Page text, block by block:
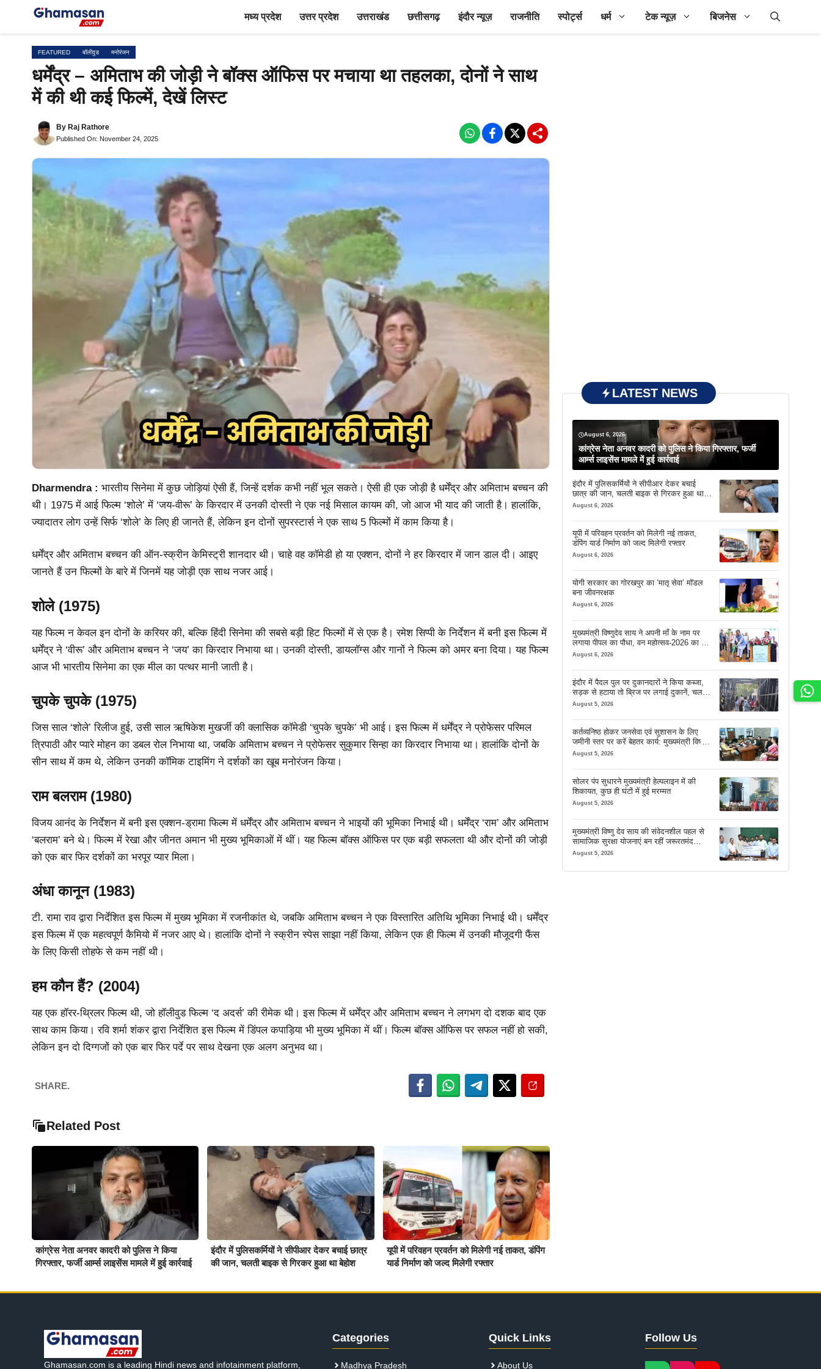
मध्य प्रदेश उत्तर प्रदेश उत्तराखंड छत्तीसगढ़ इंदौर न्यूज़ राजनीति स्पोर्ट्स धर्म टेक न्यूज़ बिजनेस
FEATURED बॉलीवुड मनोरंजन
धर्मेंद्र – अमिताभ की जोड़ी ने बॉक्स ऑफिस पर मचाया था तहलका, दोनों ने साथ
में की थी कई फिल्में, देखें लिस्ट
By Raj Rathore
Published On: November 24, 2025
Dharmendra : भारतीय सिनेमा में कुछ जोड़ियां ऐसी हैं, जिन्हें दर्शक कभी नहीं भूल सकते। ऐसी ही एक जोड़ी है धर्मेंद्र और अमिताभ बच्चन की
थी। 1975 में आई फिल्म ‘शोले’ में ‘जय-वीरू’ के किरदार में उनकी दोस्ती ने एक नई मिसाल कायम की, जो आज भी याद की जाती है। हालांकि,
ज्यादातर लोग उन्हें सिर्फ ‘शोले’ के लिए ही जानते हैं, लेकिन इन दोनों सुपरस्टार्स ने एक साथ 5 फिल्मों में काम किया है।
धर्मेंद्र और अमिताभ बच्चन की ऑन-स्क्रीन केमिस्ट्री शानदार थी। चाहे वह कॉमेडी हो या एक्शन, दोनों ने हर किरदार में जान डाल दी। आइए
जानते हैं उन फिल्मों के बारे में जिनमें यह जोड़ी एक साथ नजर आई।
शोले (1975)
यह फिल्म न केवल इन दोनों के करियर की, बल्कि हिंदी सिनेमा की सबसे बड़ी हिट फिल्मों में से एक है। रमेश सिप्पी के निर्देशन में बनी इस फिल्म में
धर्मेंद्र ने ‘वीरू’ और अमिताभ बच्चन ने ‘जय’ का किरदार निभाया था। उनकी दोस्ती, डायलॉग्स और गानों ने फिल्म को अमर बना दिया। यह फिल्म
आज भी भारतीय सिनेमा का एक मील का पत्थर मानी जाती है।
चुपके चुपके (1975)
जिस साल ‘शोले’ रिलीज हुई, उसी साल ऋषिकेश मुखर्जी की क्लासिक कॉमेडी ‘चुपके चुपके’ भी आई। इस फिल्म में धर्मेंद्र ने प्रोफेसर परिमल
त्रिपाठी और प्यारे मोहन का डबल रोल निभाया था, जबकि अमिताभ बच्चन ने प्रोफेसर सुकुमार सिन्हा का किरदार निभाया था। हालांकि दोनों के
सीन साथ में कम थे, लेकिन उनकी कॉमिक टाइमिंग ने दर्शकों का खूब मनोरंजन किया।
राम बलराम (1980)
विजय आनंद के निर्देशन में बनी इस एक्शन-ड्रामा फिल्म में धर्मेंद्र और अमिताभ बच्चन ने भाइयों की भूमिका निभाई थी। धर्मेंद्र ‘राम’ और अमिताभ
‘बलराम’ बने थे। फिल्म में रेखा और जीनत अमान भी मुख्य भूमिकाओं में थीं। यह फिल्म बॉक्स ऑफिस पर एक बड़ी सफलता थी और दोनों की जोड़ी
को एक बार फिर दर्शकों का भरपूर प्यार मिला।
अंधा कानून (1983)
टी. रामा राव द्वारा निर्देशित इस फिल्म में मुख्य भूमिका में रजनीकांत थे, जबकि अमिताभ बच्चन ने एक विस्तारित अतिथि भूमिका निभाई थी। धर्मेंद्र
इस फिल्म में एक महत्वपूर्ण कैमियो में नजर आए थे। हालांकि दोनों ने स्क्रीन स्पेस साझा नहीं किया, लेकिन एक ही फिल्म में उनकी मौजूदगी फैंस
के लिए किसी तोहफे से कम नहीं थी।
हम कौन हैं? (2004)
यह एक हॉरर-थ्रिलर फिल्म थी, जो हॉलीवुड फिल्म ‘द अदर्स’ की रीमेक थी। इस फिल्म में धर्मेंद्र और अमिताभ बच्चन ने लगभग दो दशक बाद एक
साथ काम किया। रवि शर्मा शंकर द्वारा निर्देशित इस फिल्म में डिंपल कपाड़िया भी मुख्य भूमिका में थीं। फिल्म बॉक्स ऑफिस पर सफल नहीं हो सकी,
लेकिन इन दो दिग्गजों को एक बार फिर पर्दे पर साथ देखना एक अलग अनुभव था।
SHARE.
Related Post
कांग्रेस नेता अनवर कादरी को पुलिस ने किया
गिरफ्तार, फर्जी आर्म्स लाइसेंस मामले में हुई कार्रवाई
इंदौर में पुलिसकर्मियों ने सीपीआर देकर बचाई छात्र
की जान, चलती बाइक से गिरकर हुआ था बेहोश
यूपी में परिवहन प्रवर्तन को मिलेगी नई ताकत, डंपिंग
यार्ड निर्माण को जल्द मिलेगी रफ्तार
LATEST NEWS
August 6, 2026
कांग्रेस नेता अनवर कादरी को पुलिस ने किया गिरफ्तार, फर्जी
आर्म्स लाइसेंस मामले में हुई कार्रवाई
इंदौर में पुलिसकर्मियों ने सीपीआर देकर बचाई
छात्र की जान, चलती बाइक से गिरकर हुआ था
बेहोश
August 6, 2026
यूपी में परिवहन प्रवर्तन को मिलेगी नई ताकत,
डंपिंग यार्ड निर्माण को जल्द मिलेगी रफ्तार
August 6, 2026
योगी सरकार का गोरखपुर का ‘मातृ सेवा’ मॉडल
बना जीवनरक्षक
August 6, 2026
मुख्यमंत्री विष्णुदेव साय ने अपनी माँ के नाम पर
लगाया पीपल का पौधा, वन महोत्सव-2026 का हुआ
शुभारंभ
August 6, 2026
इंदौर में पैदल पुल पर दुकानदारों ने किया कब्जा,
सड़क से हटाया तो ब्रिज पर लगाई दुकानें, चलने
की जगह भी नहीं मिल रही
August 5, 2026
कर्तव्यनिष्ठ होकर जनसेवा एवं सुशासन के लिए
जमीनी स्तर पर करें बेहतर कार्य: मुख्यमंत्री विष्णु
देव साय
August 5, 2026
सोलर पंप सुधारने मुख्यमंत्री हेल्पलाइन में की
शिकायत, कुछ ही घंटों में हुई मरम्मत
August 5, 2026
मुख्यमंत्री विष्णु देव साय की संवेदनशील पहल से
सामाजिक सुरक्षा योजनाएं बन रहीं जरूरतमंद
परिवारों का मजबूत सहारा
August 5, 2026
Ghamasan.com is a leading Hindi news and infotainment platform,
Categories
Madhya Pradesh
Quick Links
About Us
Follow Us